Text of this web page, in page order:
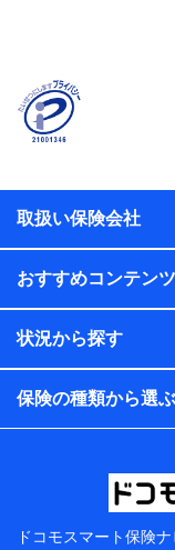
名、住所、生年
係、保険加入の
のお支払方法、
ル内容や送信履
保険契約情報
当社または株式
プが取得し、又
して、保険契約
日、性別、保険
的、保険商品の
のメーカーや走
などの情報、ペ
提供当事者か
電子的・電磁的
【共同して利用す
取扱い保険会社
おすすめコンテンツ
状況から探す
保険の種類から選ぶ
ドコモスマート保険ナ